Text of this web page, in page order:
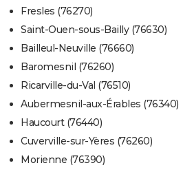
Fresles (76270)
Saint-Ouen-sous-Bailly (76630)
Bailleul-Neuville (76660)
Baromesnil (76260)
Ricarville-du-Val (76510)
Aubermesnil-aux-Érables (76340)
Haucourt (76440)
Cuverville-sur-Yères (76260)
Morienne (76390)